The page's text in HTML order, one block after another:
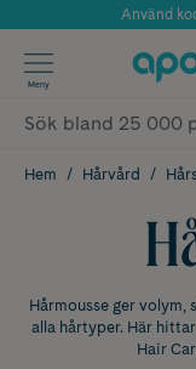
Använd
Meny
Hem Hårvård
Hårmousse ger
alla hårtyper. Här
Hair